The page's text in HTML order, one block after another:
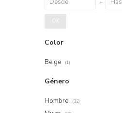
OK
Color
Beige (1)
Género
Hombre (32)